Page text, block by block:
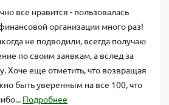
все нравится - пользовалась
организации много раз!
не подводили, всегда получаю
по своим заявкам, а вслед за
Хоче еще отметить, что возвращая
быть уверенным на все 100, что
Подробнее